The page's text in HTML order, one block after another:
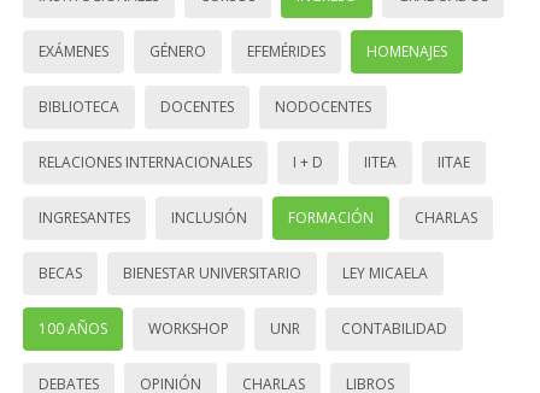
EXÁMENES GÉNERO EFEMÉRIDES HOMENAJES
BIBLIOTECA DOCENTES NODOCENTES
RELACIONES INTERNACIONALES I + D IITEA IITAE
INGRESANTES INCLUSIÓN FORMACIÓN CHARLAS
BECAS BIENESTAR UNIVERSITARIO LEY MICAELA
100 AÑOS WORKSHOP UNR CONTABILIDAD
DEBATES OPINIÓN CHARLAS LIBROS